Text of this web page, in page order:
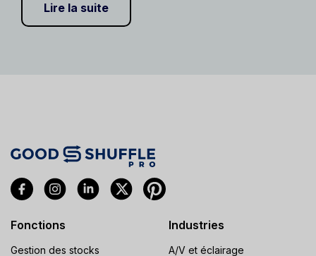
Lire la suite
Fonctions
Gestion des stocks
Industries
A/V et éclairage